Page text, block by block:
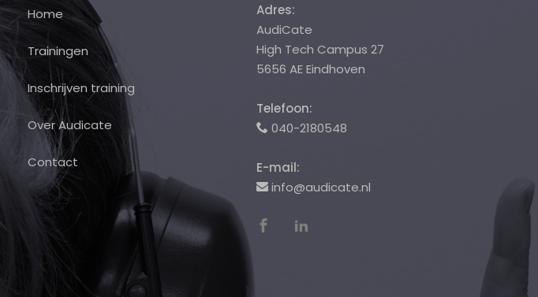
Home
Trainingen
Inschrijven training
Over Audicate
Contact
Adres:
AudiCate
High Tech Campus 27
5656 AE Eindhoven
Telefoon:
040-2180548
E-mail:
info@audicate.nl